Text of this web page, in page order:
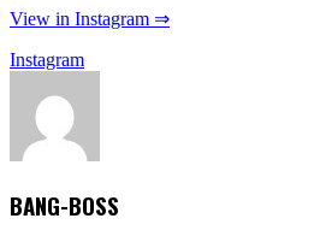
View in Instagram ⇒
Instagram
BANG-BOSS